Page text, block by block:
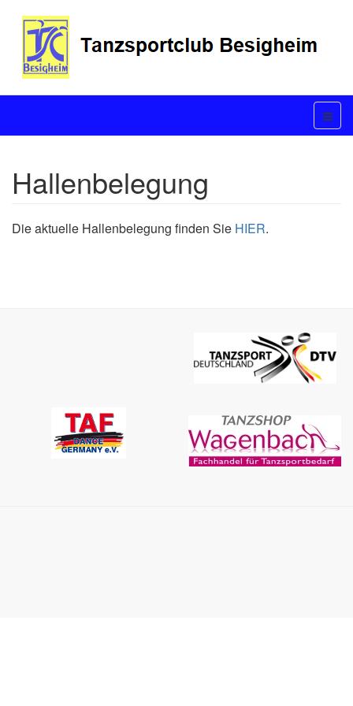
Hallenbelegung
Die aktuelle Hallenbelegung finden Sie HIER.